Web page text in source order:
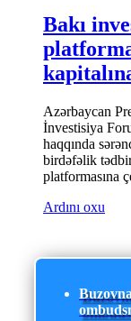
Bakı
Azərbaycan
İnvestisiya
haqqında
birdəfəlik
platformasına
Ardını oxu